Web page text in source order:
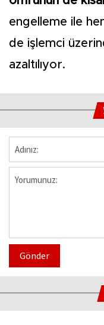
engelleme ile
de işlemci
azaltılıyor.
Gönder